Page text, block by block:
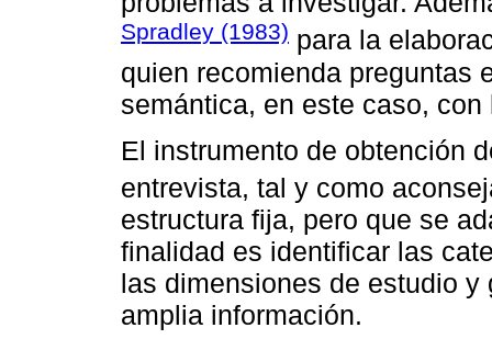
Spradley (1983) para la
quien recomienda preguntas
semántica, en este caso,
El instrumento de obtención
entrevista, tal y como
estructura fija, pero que se
finalidad es identificar las
las dimensiones de estudio
amplia información.